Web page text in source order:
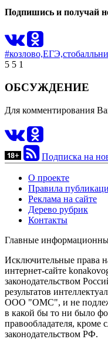
Подпишись и получай
#козлово,ЕГЭ,
5 5 1
ОБСУЖДЕНИЕ
Для комментирования
Подписка на
О проекте
Правила
Реклама на сайте
Дерево рубрик
Контакты
Главные
Исключительные права
интернет-сайте
законодательством
результатов
ООО "ОМС", и не
в какой бы то ни было
правообладателя, кроме
законодательством РФ.